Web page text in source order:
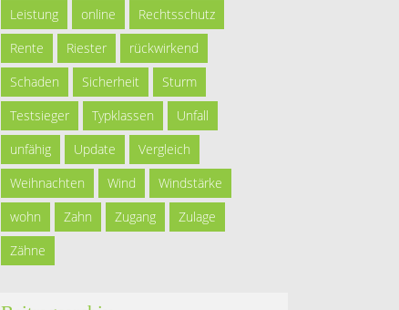
Leistung
online
Rechtsschutz
Rente
Riester
rückwirkend
Schaden
Sicherheit
Sturm
Testsieger
Typklassen
Unfall
unfähig
Update
Vergleich
Weihnachten
Wind
Windstärke
wohn
Zahn Zugang
Zulage
Zähne